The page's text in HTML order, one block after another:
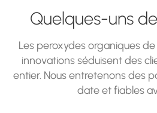
Quelques-uns
Les peroxydes organiques
innovations séduisent des
entier. Nous entretenons des
date et fiables